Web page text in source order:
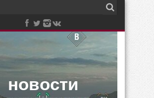
новости